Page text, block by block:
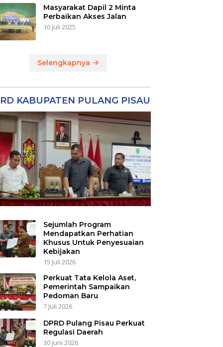
Masyarakat Dapil 2 Minta
Perbaikan Akses Jalan
10 Juli 2025
Selengkapnya
KABUPATEN PULANG PISAU
Sejumlah Program
Mendapatkan Perhatian
Khusus Untuk Penyesuaian
Kebijakan
15 Juli 2026
Perkuat Tata Kelola Aset,
Pemerintah Sampaikan
Pedoman Baru
7 Juli 2026
DPRD Pulang Pisau Perkuat
Regulasi Daerah
30 Juni 2026